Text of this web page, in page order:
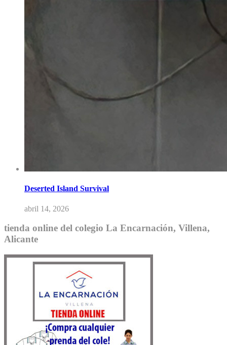
Deserted Island Survival
abril 14, 2026
tienda online del colegio La Encarnación, Villena,
Alicante